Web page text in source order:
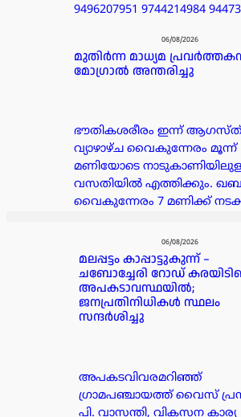
9496207951 9744214984
06/08/2026
മുതിർന്ന മാധ്യമ
മോഗ്രാൽ അന്തരിച്ചു
ഭൗതികശരീരം ഇന്ന് ആഗസ്ത്
വ്യാഴാഴ്ച വൈകുന്നേരം മൂന്ന്
മണിയോടെ
വസതിയിൽ എത്തിക്കും.
വൈകുന്നേരം 7 മണിക്ക്
06/08/2026
മലപ്പട്ടം കാപ്പാട്ടുകുന്ന് –
ചബോച്ചേരി റോഡ്
അപകടാവസ്ഥയിൽ;
ജനപ്രതിനിധികൾ സ്ഥലം
സന്ദർശിച്ചു
അപകടവിവരമറിഞ്ഞ്
ഗ്രാമപഞ്ചായത്ത് വൈസ്
പി. വാസന്തി, വികസന കാര്യ